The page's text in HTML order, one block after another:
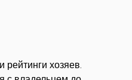
хозяев.